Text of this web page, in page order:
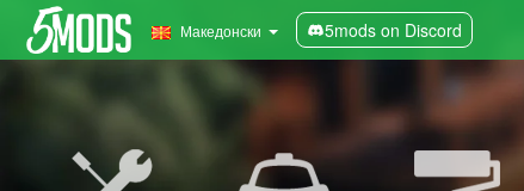
Македонски 5mods on Discord